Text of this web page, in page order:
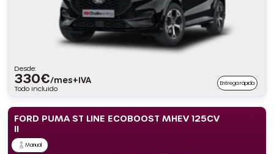
Desde:
330€/mes+IVA
Todo incluido
Entrega rápida
FORD PUMA ST LINE ECOBOOST MHEV 125CV
II
Manual